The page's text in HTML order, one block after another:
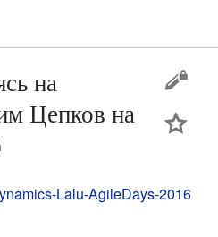
на
Цепков на
Lalu-AgileDays-2016